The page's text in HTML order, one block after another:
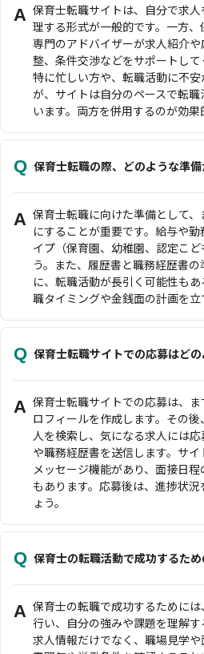
A 保育士転職サイトは、自分で求
理する形式が一般的です。一方
専門のアドバイザーが求人紹介
整、条件交渉などをサポートし
特に忙しい方や、転職活動に不
が、サイトは自分のペースで転
います。両方を併用するのが効果
Q 保育士転職の際、どのような準
A 保育士転職に向けた準備として
にすることが重要です。給与や
イプ（保育園、幼稚園、認定こ
う。また、履歴書と職務経歴書
に、転職活動が長引く可能性も
職タイミングや金銭面の計画を立
Q 保育士転職サイトでの応募はど
A 保育士転職サイトでの応募は、
ロフィールを作成します。その
人を検索し、気になる求人には
や職務経歴書を送信します。サ
メッセージ機能があり、面接日
もあります。応募後は、進捗状
ょう。
Q 保育士の転職活動で成功するた
A 保育士の転職で成功するために
行い、自分の強みや課題を理解す
求人情報だけでなく、職場見学